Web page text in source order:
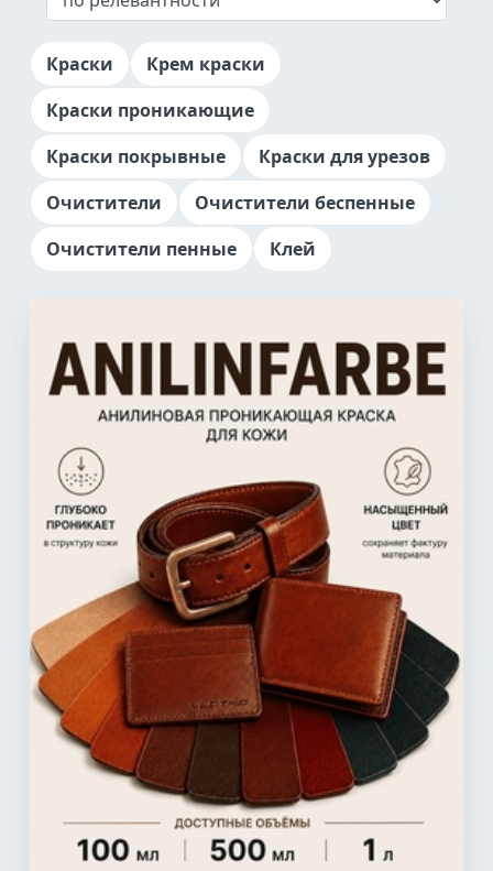
Краски
Крем краски
Краски проникающие
Краски покрывные
Краски для урезов
Очистители
Очистители беспенные
Очистители пенные
Клей